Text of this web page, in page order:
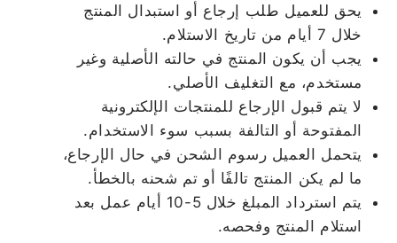
يحق للعميل طلب إرجاع أو استبدال المنتج
خلال 7 أيام من تاريخ الاستلام.
يجب أن يكون المنتج في حالته الأصلية وغير
مستخدم، مع التغليف الأصلي.
لا يتم قبول الإرجاع للمنتجات الإلكترونية
المفتوحة أو التالفة بسبب سوء الاستخدام.
يتحمل العميل رسوم الشحن في حال الإرجاع،
ما لم يكن المنتج تالفًا أو تم شحنه بالخطأ.
يتم استرداد المبلغ خلال 5-10 أيام عمل بعد
استلام المنتج وفحصه.